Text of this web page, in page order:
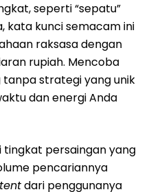
seperti “sepatu”
kata kunci semacam ini
raksasa dengan
rupiah. Mencoba
strategi yang unik
dan energi Anda
tingkat persaingan yang
pencariannya
dari penggunanya